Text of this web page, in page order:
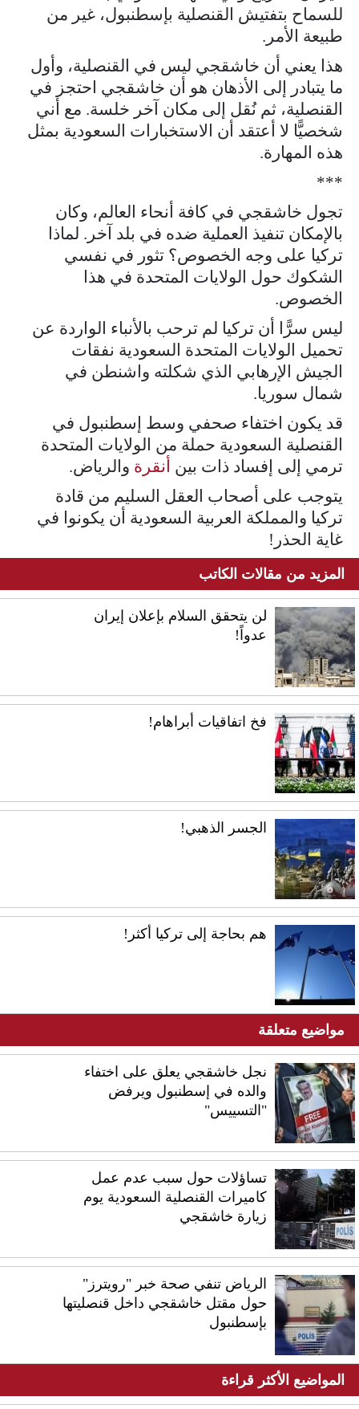
للسماح بتفتيش القنصلية بإسطنبول، غير من
طبيعة الأمر.
هذا يعني أن خاشقجي ليس في القنصلية، وأول
ما يتبادر إلى الأذهان هو أن خاشقجي احتجز في
القنصلية، ثم نُقل إلى مكان آخر خلسة. مع أني
شخصيًّا لا أعتقد أن الاستخبارات السعودية بمثل
هذه المهارة.
***
تجول خاشقجي في كافة أنحاء العالم، وكان
بالإمكان تنفيذ العملية ضده في بلد آخر. لماذا
تركيا على وجه الخصوص؟ تثور في نفسي
الشكوك حول الولايات المتحدة في هذا
الخصوص.
ليس سرًّا أن تركيا لم ترحب بالأنباء الواردة عن
تحميل الولايات المتحدة السعودية نفقات
الجيش الإرهابي الذي شكلته واشنطن في
شمال سوريا.
قد يكون اختفاء صحفي وسط إسطنبول في
القنصلية السعودية حملة من الولايات المتحدة
ترمي إلى إفساد ذات بين
أنقرة والرياض.
يتوجب على أصحاب العقل السليم من قادة
تركيا والمملكة العربية السعودية أن يكونوا في
غاية الحذر!
المزيد من مقالات الكاتب
لن يتحقق السلام بإعلان إيران
عدواً!
فخ اتفاقيات أبراهام!
الجسر الذهبي!
هم بحاجة إلى تركيا أكثر!
مواضيع متعلقة
نجل خاشقجي يعلق على اختفاء
والده في إسطنبول ويرفض
"التسييس"
تساؤلات حول سبب عدم عمل
كاميرات القنصلية السعودية يوم
زيارة خاشقجي
الرياض تنفي صحة خبر "رويترز"
حول مقتل خاشقجي داخل قنصليتها
بإسطنبول
المواضيع الأكثر قراءة